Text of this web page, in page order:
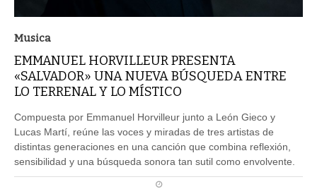
Musica
EMMANUEL HORVILLEUR PRESENTA
«SALVADOR» UNA NUEVA BÚSQUEDA ENTRE
LO TERRENAL Y LO MÍSTICO
Compuesta por Emmanuel Horvilleur junto a León Gieco y
Lucas Martí, reúne las voces y miradas de tres artistas de
distintas generaciones en una canción que combina reflexión,
sensibilidad y una búsqueda sonora tan sutil como envolvente.